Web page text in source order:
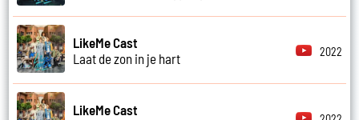
LikeMe Cast
Laat de zon in je hart
2022
LikeMe Cast